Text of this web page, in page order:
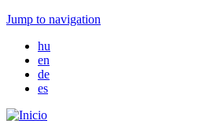
Jump to navigation
hu
en
de
es